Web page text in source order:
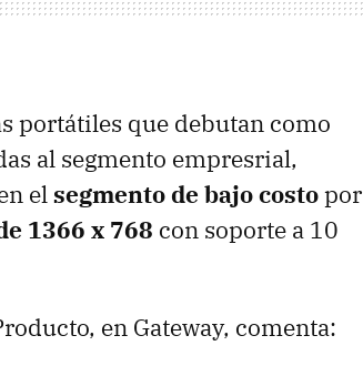
portátiles que debutan como
al segmento empresrial,
elsegmento de bajo costopor
1366 x 768 con soporte a 10
en Gateway, comenta: